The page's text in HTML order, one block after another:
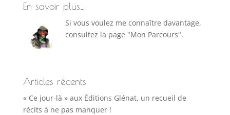
En savoir plus…
Si vous voulez me connaître davantage,
consultez la page "Mon Parcours".
Articles récents
« Ce jour-là » aux Éditions Glénat, un recueil de
récits à ne pas manquer !